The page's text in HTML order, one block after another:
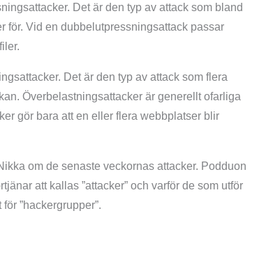
Det är den typ av attack som bland
för. Vid en dubbel­utpressnings­attack passar
Det är den typ av attack som flera
Överbelastnings­attacker är generellt ofarliga
gör bara att en eller flera webbplatser blir
om de senaste veckornas attacker. Podduon
att kallas ”attacker” och varför de som utför
”hackergrupper”.